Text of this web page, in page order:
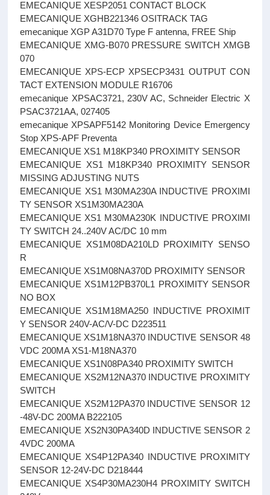
EMECANIQUE XESP2051 CONTACT BLOCK
EMECANIQUE XGHB221346 OSITRACK TAG
emecanique XGP A31D70 Type F antenna, FREE Ship
EMECANIQUE XMG-B070 PRESSURE SWITCH XMGB
070
EMECANIQUE XPS-ECP XPSECP3431 OUTPUT CON
TACT EXTENSION MODULE R16706
emecanique XPSAC3721, 230V AC, Schneider Electric X
PSAC3721AA, 027405
emecanique XPSAPF5142 Monitoring Device Emergency
Stop XPS-APF Preventa
EMECANIQUE XS1 M18KP340 PROXIMITY SENSOR
EMECANIQUE XS1 M18KP340 PROXIMITY SENSOR
MISSING ADJUSTING NUTS
EMECANIQUE XS1 M30MA230A INDUCTIVE PROXIMI
TY SENSOR XS1M30MA230A
EMECANIQUE XS1 M30MA230K INDUCTIVE PROXIMI
TY SWITCH 24..240V AC/DC 10 mm
EMECANIQUE XS1M08DA210LD PROXIMITY SENSO
R
EMECANIQUE XS1M08NA370D PROXIMITY SENSOR
EMECANIQUE XS1M12PB370L1 PROXIMITY SENSOR
NO BOX
EMECANIQUE XS1M18MA250 INDUCTIVE PROXIMIT
Y SENSOR 240V-AC/V-DC D223511
EMECANIQUE XS1M18NA370 INDUCTIVE SENSOR 48
VDC 200MA XS1-M18NA370
EMECANIQUE XS1N08PA340 PROXIMITY SWITCH
EMECANIQUE XS2M12NA370 INDUCTIVE PROXIMITY
SWITCH
EMECANIQUE XS2M12PA370 INDUCTIVE SENSOR 12
-48V-DC 200MA B222105
EMECANIQUE XS2N30PA340D INDUCTIVE SENSOR 2
4VDC 200MA
EMECANIQUE XS4P12PA340 INDUCTIVE PROXIMITY
SENSOR 12-24V-DC D218444
EMECANIQUE XS4P30MA230H4 PROXIMITY SWITCH